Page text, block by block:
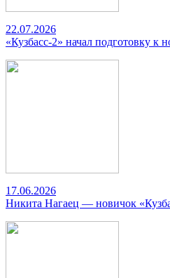
22.07.2026
«Кузбасс-2» начал подготовку к
17.06.2026
Никита Нагаец — новичок